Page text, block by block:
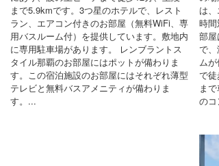
まで5.9kmです。3つ星のホテルで、レスト
ラン、エアコン付きのお部屋（無料WiFi、専
用バスルーム付）を提供しています。敷地内
に専用駐車場があります。 レンブラントス
タイル那覇のお部屋にはポットが備わりま
す。この宿泊施設のお部屋にはそれぞれ薄型
テレビと無料バスアメニティが備わりま
す。...
は
時
部
で
ム
で
ま
の